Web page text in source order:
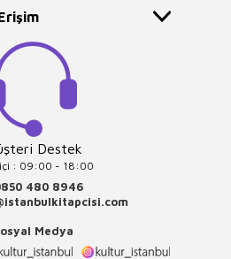
Erişim
Destek
: 09:00 - 18:00
480 8946
Medya